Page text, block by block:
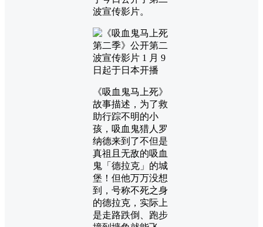
波宣传影片。
《吸血鬼马上死》
故事描述，为了救
助行踪不明的小
孩，吸血鬼猎人罗
纳德来到了不但是
真祖且无敌的吸血
鬼「德拉克」的城
堡！但他万万没想
到，号称不死之身
的德拉克，实际上
是走路跌倒、跑步